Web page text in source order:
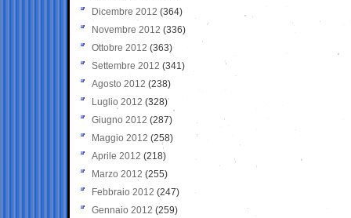
Dicembre 2012 (364)
Novembre 2012 (336)
Ottobre 2012 (363)
Settembre 2012 (341)
Agosto 2012 (238)
Luglio 2012 (328)
Giugno 2012 (287)
Maggio 2012 (258)
Aprile 2012 (218)
Marzo 2012 (255)
Febbraio 2012 (247)
Gennaio 2012 (259)